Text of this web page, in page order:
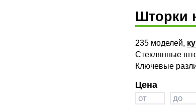
купить
душевые двери
раздвижные
стеклянные
rgw passage
душевые
душевая дверь
Шторки
235 моделей,
Стеклянные
Ключевые
Цена